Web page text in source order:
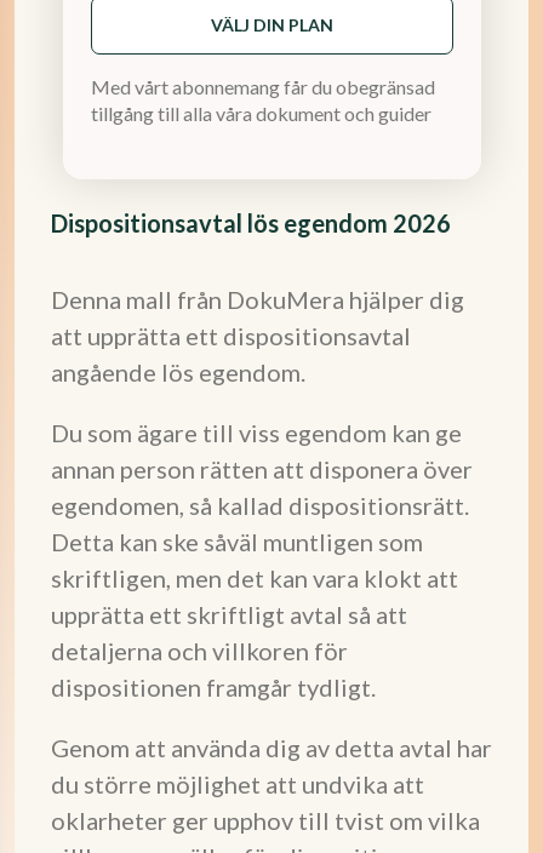
Dispositionsavtal lös egendom 2026
Denna mall från DokuMera hjälper dig
att upprätta ett dispositionsavtal
angående lös egendom.
Du som ägare till viss egendom kan ge
annan person rätten att disponera över
egendomen, så kallad dispositionsrätt.
Detta kan ske såväl muntligen som
skriftligen, men det kan vara klokt att
upprätta ett skriftligt avtal så att
detaljerna och villkoren för
dispositionen framgår tydligt.
Genom att använda dig av detta avtal har
du större möjlighet att undvika att
oklarheter ger upphov till tvist om vilka
VÄLJ DIN PLAN
Med vårt abonnemang får du obegränsad
tillgång till alla våra dokument och guider